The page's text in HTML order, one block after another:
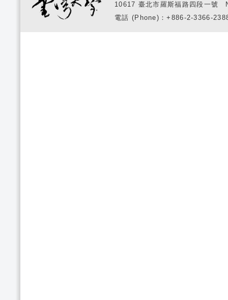
10617 臺北市羅斯福路四段一
電話 (Phone)：+886-2-3366-